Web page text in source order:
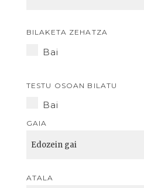
BILAKETA ZEHATZA
Bai
TESTU OSOAN BILATU
Bai
GAIA
ATALA